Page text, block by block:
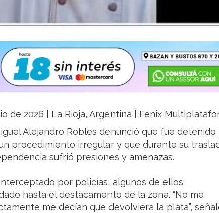
de 2026 | La Rioja, Argentina | Fenix
Alejandro Robles denunció que fue detenido
procedimiento irregular y que durante su
sufrió presiones y amenazas.
por policías, algunos de ellos
hasta el destacamento de la zona. “No me
me decían que devolviera la plata”,